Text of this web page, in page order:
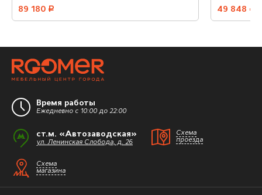
89 180 руб. 49 848 руб.
Время работы
Ежедневно с 10:00 до 22:00
ст.м. «Автозаводская»
ул. Ленинская Слобода, д. 26
Схема
проезда
Схема
магазина